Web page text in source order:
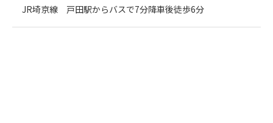
JR埼京線 戸田駅からバスで7分降車後徒歩6分